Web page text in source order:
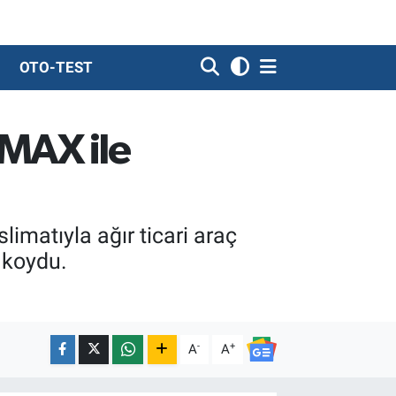
OTO-TEST
ile
ağır ticari araç
A- A+